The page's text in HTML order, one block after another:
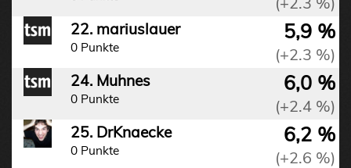
22. mariuslauer
0 Punkte
5,9 %
(+2.3 %)
24. Muhnes
0 Punkte
6,0 %
(+2.4 %)
25. DrKnaecke
0 Punkte
6,2 %
(+2.6 %)